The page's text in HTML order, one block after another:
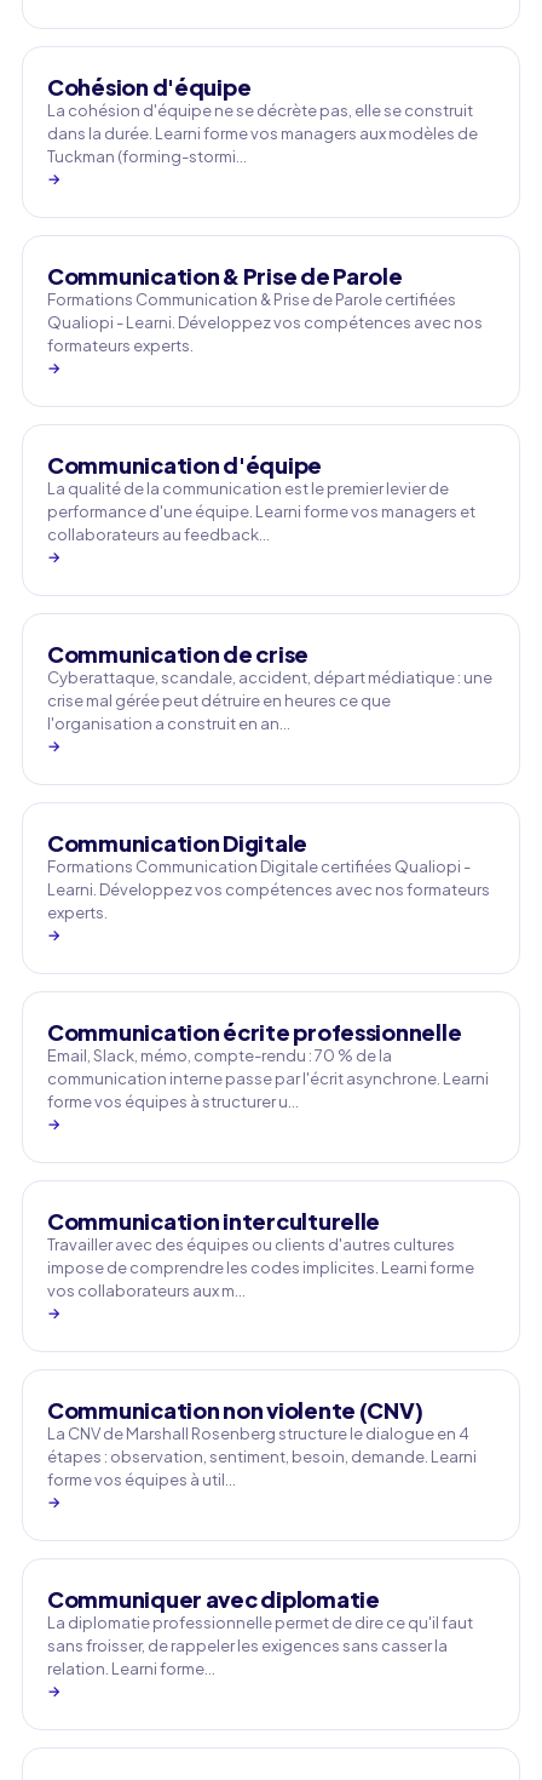
Cohésion d'équipe
La cohésion d'équipe ne se décrète pas, elle se construit
dans la durée. Learni forme vos managers aux modèles de
Tuckman (forming-stormi…
→
Communication & Prise de Parole
Formations Communication & Prise de Parole certifiées
Qualiopi - Learni. Développez vos compétences avec nos
formateurs experts.
→
Communication d'équipe
La qualité de la communication est le premier levier de
performance d'une équipe. Learni forme vos managers et
collaborateurs au feedback…
→
Communication de crise
Cyberattaque, scandale, accident, départ médiatique : une
crise mal gérée peut détruire en heures ce que
l'organisation a construit en an…
→
Communication Digitale
Formations Communication Digitale certifiées Qualiopi -
Learni. Développez vos compétences avec nos formateurs
experts.
→
Communication écrite professionnelle
Email, Slack, mémo, compte-rendu : 70 % de la
communication interne passe par l'écrit asynchrone. Learni
forme vos équipes à structurer u…
→
Communication interculturelle
Travailler avec des équipes ou clients d'autres cultures
impose de comprendre les codes implicites. Learni forme
vos collaborateurs aux m…
→
Communication non violente (CNV)
La CNV de Marshall Rosenberg structure le dialogue en 4
étapes : observation, sentiment, besoin, demande. Learni
forme vos équipes à util…
→
Communiquer avec diplomatie
La diplomatie professionnelle permet de dire ce qu'il faut
sans froisser, de rappeler les exigences sans casser la
relation. Learni forme…
→